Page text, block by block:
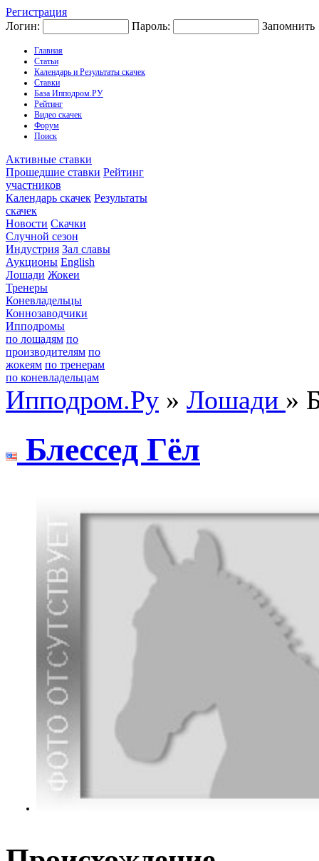
Регистрация
Логин:
Пароль: Запомнить
Главная
Статьи
Календарь и Результаты скачек
Ставки
База Ипподром.РУ
Рейтинг
Видео скачек
Форум
Поиск
Активные ставки
Прошедшие ставки Рейтинг
участников
Календарь скачек Результаты
скачек
Новости Скачки
Случной сезон
Индустрия Зал славы
Аукционы English
Лошади Жокеи
Тренеры
Коневладельцы
Коннозаводчики
Ипподромы
по лошадям по
производителям по
жокеям по тренерам
по коневладельцам
Ипподром.Ру » Лошади »
Блecceд Гёл